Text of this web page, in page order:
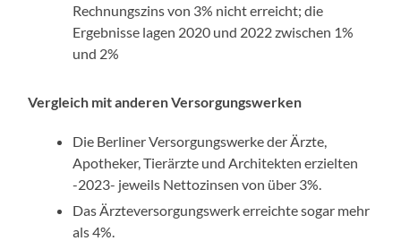
Rechnungszins von 3% nicht erreicht; die
Ergebnisse lagen 2020 und 2022 zwischen 1%
und 2%
Vergleich mit anderen Versorgungswerken
Die Berliner Versorgungswerke der Ärzte,
Apotheker, Tierärzte und Architekten erzielten
-2023- jeweils Nettozinsen von über 3%.
Das Ärzteversorgungswerk erreichte sogar mehr
als 4%.